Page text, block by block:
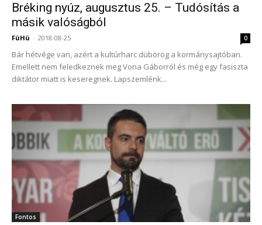
Bréking nyúz, augusztus 25. – Tudósítás a
másik valóságból
FüHü - 2018-08-25 0
Bár hétvége van, azért a kultúrharc dübörög a kormánysajtóban.
Emellett nem feledkeznek meg Vona Gáborról és még egy fasiszta
diktátor miatt is keseregnek. Lapszemlénk...
Fontos